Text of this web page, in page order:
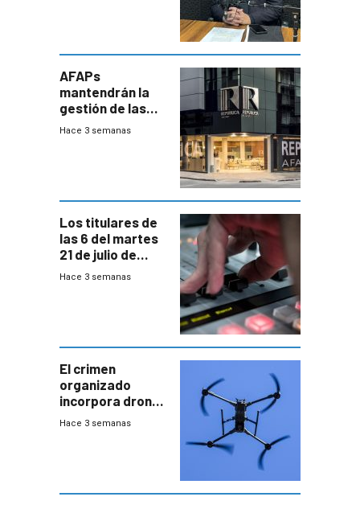
AFAPs
mantendrán la
gestión de las
cuentas
Hace 3 semanas
Los titulares de
las 6 del martes
21 de julio de
2026
Hace 3 semanas
El crimen
organizado
incorpora drones
y abre un nuevo
Hace 3 semanas